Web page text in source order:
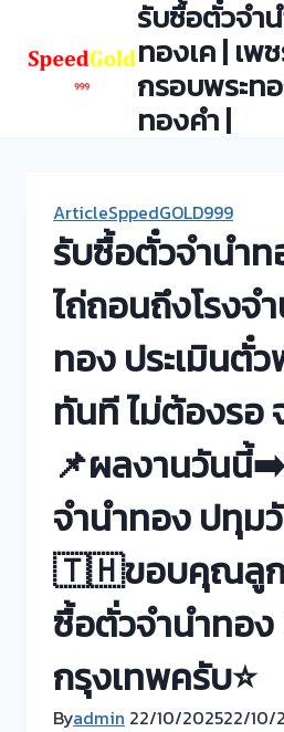
content
รับซื้อตั๋วจำ
ทองเค | เพ
กรอบพระท
ทองคำ |
ArticleSppedGOLD999
รับซื้อตั๋วจำนำท
ไถ่ถอนถึงโรงจ
ทอง ประเมินตั๋
ทันที ไม่ต้องรอ
📌ผลงานวันนี้
จำนำทอง ปทุม
🇹🇭ขอบคุณลูก
ซื้อตั่วจำนำทอ
กรุงเทพครับ⭐
Byadmin 22/10/202522/10/